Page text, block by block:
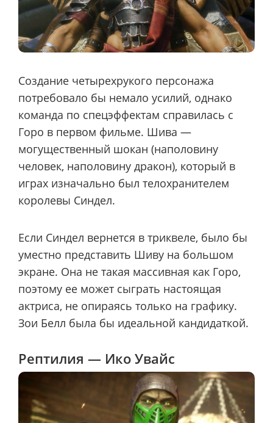
Создание четырехрукого персонажа
потребовало бы немало усилий, однако
команда по спецэффектам справилась с
Горо в первом фильме. Шива —
могущественный шокан (наполовину
человек, наполовину дракон), который в
играх изначально был телохранителем
королевы Синдел.
Если Синдел вернется в триквеле, было бы
уместно представить Шиву на большом
экране. Она не такая массивная как Горо,
поэтому ее может сыграть настоящая
актриса, не опираясь только на графику.
Зои Белл была бы идеальной кандидаткой.
Рептилия — Ико Увайс